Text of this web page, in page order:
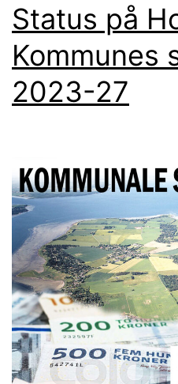
Status på
Kommunes
2023-27